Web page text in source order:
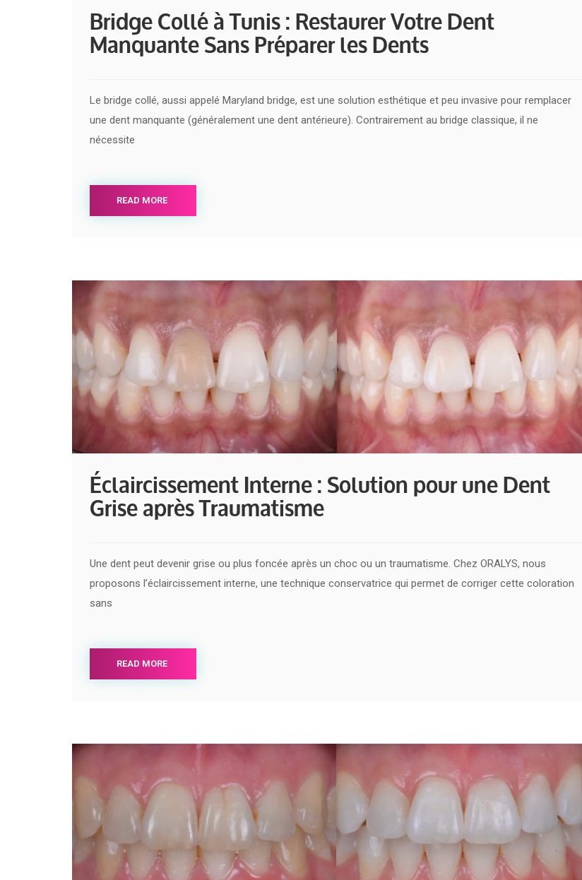
Bridge Collé à Tunis : Restaurer Votre Dent
Manquante Sans Préparer les Dents
Le bridge collé, aussi appelé Maryland bridge, est une solution esthétique et peu invasive pour remplacer
une dent manquante (généralement une dent antérieure). Contrairement au bridge classique, il ne
nécessite
READ MORE
Éclaircissement Interne : Solution pour une Dent
Grise après Traumatisme
Une dent peut devenir grise ou plus foncée après un choc ou un traumatisme. Chez ORALYS, nous
proposons l’éclaircissement interne, une technique conservatrice qui permet de corriger cette coloration
sans
READ MORE